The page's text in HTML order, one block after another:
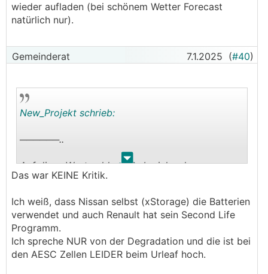
wieder aufladen (bei schönem Wetter Forecast
natürlich nur).
Gemeinderat 7.1.2025 (#40)
. .
New_Projekt schrieb:
──────..
Auf diese Wortmeldung habe ich schon
gewartet.
Unter anderen findest du da auch die Batterie
der Zoe Gen1 und Gen2....
Das war KEINE Kritik.
Ich weiß, dass Nissan selbst (xStorage) die Batterien
verwendet und auch Renault hat sein Second Life
Programm.
Ich spreche NUR von der Degradation und die ist bei
den AESC Zellen LEIDER beim Urleaf hoch.